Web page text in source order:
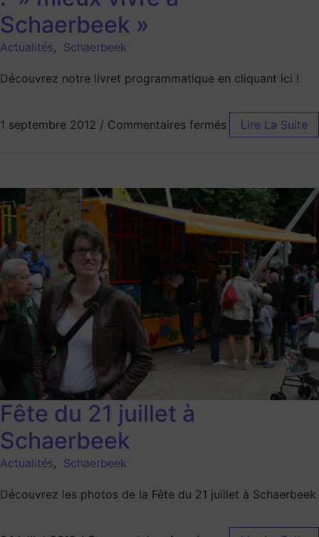
Schaerbeek »
Actualités, Schaerbeek
Découvrez notre livret programmatique en cliquant ici !
1 septembre 2012 / Commentaires fermés Lire La Suite
Fête du 21 juillet à
Schaerbeek
Actualités, Schaerbeek
Découvrez les photos de la Fête du 21 juillet à Schaerbeek